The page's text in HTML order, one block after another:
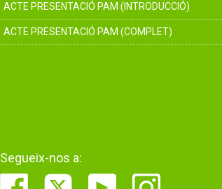
ACTE PRESENTACIÓ PAM (INTRODUCCIÓ)
ACTE PRESENTACIÓ PAM (COMPLET)
Segueix-nos a: